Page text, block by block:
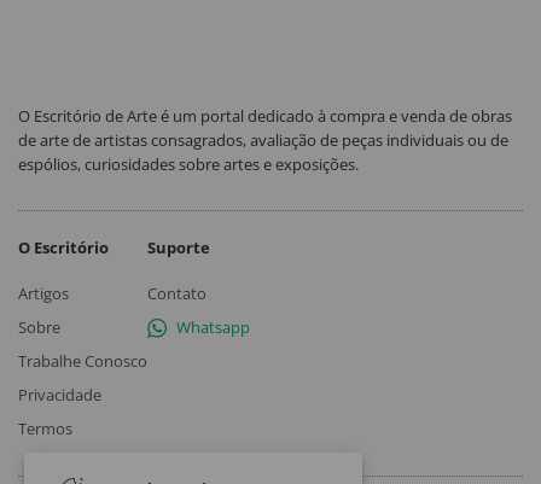
O Escritório de Arte é um portal dedicado à compra e venda de obras
de arte de artistas consagrados, avaliação de peças individuais ou de
espólios, curiosidades sobre artes e exposições.
O Escritório
Artigos
Sobre
Trabalhe Conosco
Privacidade
Termos
Suporte
Contato
Whatsapp